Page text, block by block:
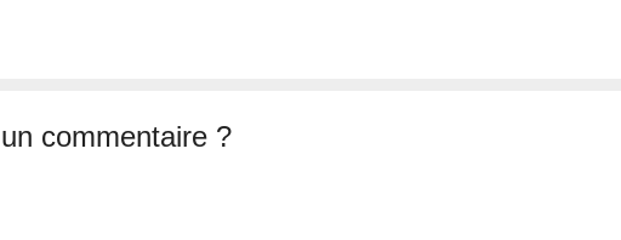
commentaire ?